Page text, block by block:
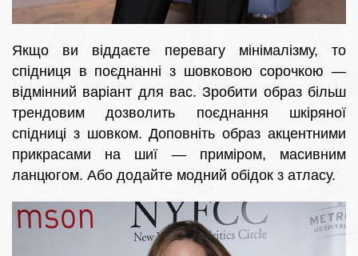
Якщо ви віддаєте перевагу мінімалізму, то
спідниця в поєднанні з шовковою сорочкою —
відмінний варіант для вас. Зробити образ більш
трендовим дозволить поєднання шкіряної
спідниці з шовком. Доповніть образ акцентними
прикрасами на шиї — приміром, масивним
ланцюгом. Або додайте модний обідок з атласу.